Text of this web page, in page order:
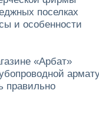
поселках
и особенности
«Арбат»
правильно